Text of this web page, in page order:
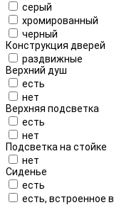
серый
хромированный
черный
Конструкция дверей
раздвижные
Верхний душ
есть
нет
Верхняя подсветка
есть
нет
Подсветка на стойке
нет
Сиденье
есть
есть, встроенное